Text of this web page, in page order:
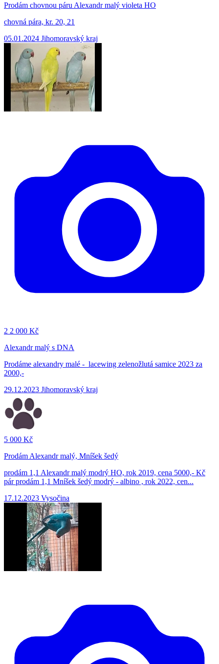
Prodám chovnou páru Alexandr malý violeta HO
chovná pára, kr. 20, 21
05.01.2024 Jihomoravský kraj
2 2 000 Kč
Alexandr malý s DNA
Prodáme alexandry malé - lacewing zelenožlutá samice 2023 za
2000,-
29.12.2023 Jihomoravský kraj
5 000 Kč
Prodám Alexandr malý, Mníšek šedý
prodám 1,1 Alexandr malý modrý HO, rok 2019, cena 5000,- Kč
pár prodám 1,1 Mníšek šedý modrý - albino , rok 2022, cen...
17.12.2023 Vysočina